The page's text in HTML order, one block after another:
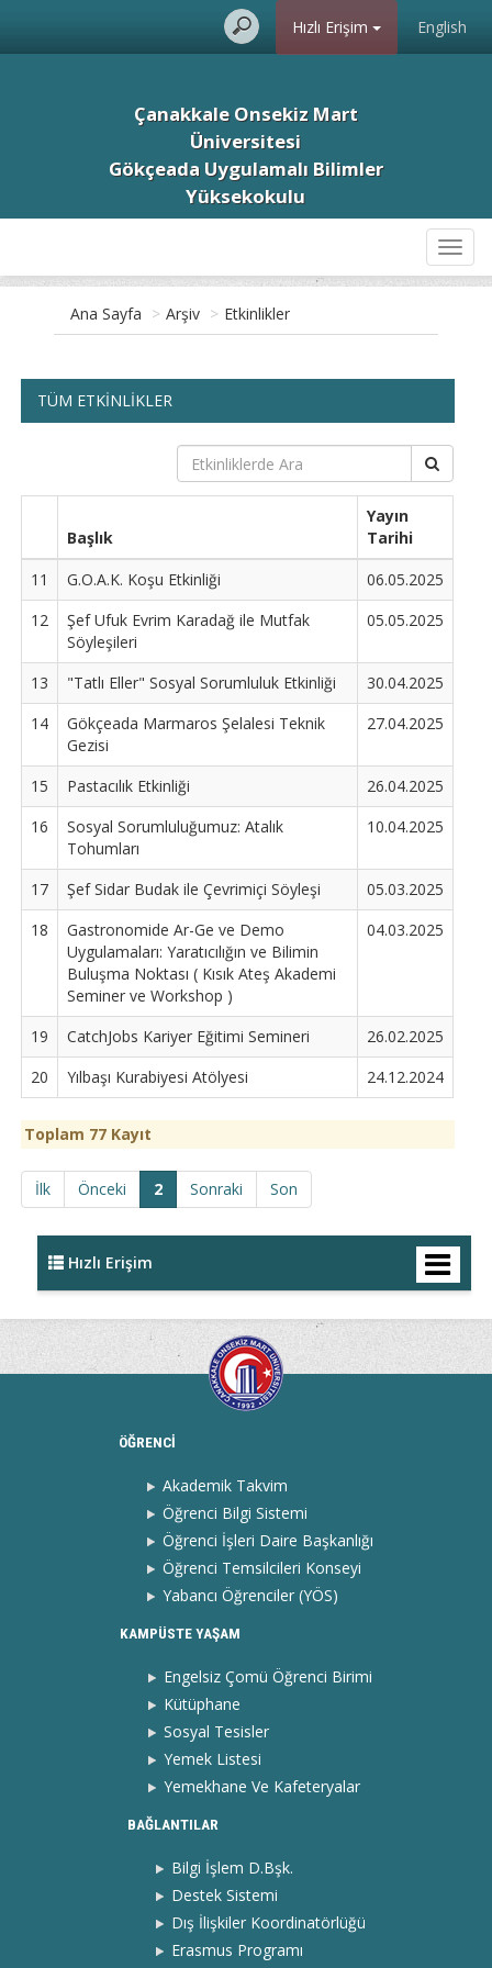
English
Hızlı Erişim
Çanakkale Onsekiz Mart
Üniversitesi
Gökçeada Uygulamalı Bilimler
Yüksekokulu
Ana Sayfa > Arşiv > Etkinlikler
TÜM ETKİNLİKLER
Başlık
Yayın
Tarihi
11
G.O.A.K. Koşu Etkinliği
06.05.2025
12
Şef Ufuk Evrim Karadağ ile Mutfak
Söyleşileri
05.05.2025
13 "Tatlı Eller" Sosyal Sorumluluk Etkinliği
30.04.2025
14
Gökçeada Marmaros Şelalesi Teknik
Gezisi
27.04.2025
15 Pastacılık Etkinliği
26.04.2025
16
Sosyal Sorumluluğumuz: Atalık
Tohumları
10.04.2025
17 Şef Sidar Budak ile Çevrimiçi Söyleşi
05.03.2025
18
Gastronomide Ar-Ge ve Demo
Uygulamaları: Yaratıcılığın ve Bilimin
Buluşma Noktası ( Kısık Ateş Akademi
Seminer ve Workshop )
04.03.2025
19 CatchJobs Kariyer Eğitimi Semineri
26.02.2025
20
Yılbaşı Kurabiyesi Atölyesi 24.12.2024
Toplam 77 Kayıt
İlk Önceki 2 Sonraki Son
Hızlı Erişim
ÖĞRENCİ
Akademik Takvim
Öğrenci Bilgi Sistemi
Öğrenci İşleri Daire Başkanlığı
Öğrenci Temsilcileri Konseyi
Yabancı Öğrenciler (YÖS)
KAMPÜSTE YAŞAM
Engelsiz Çomü Öğrenci Birimi
Kütüphane
Sosyal Tesisler
Yemek Listesi
Yemekhane Ve Kafeteryalar
BAĞLANTILAR
Bilgi İşlem D.Bşk.
Destek Sistemi
Dış İlişkiler Koordinatörlüğü
Erasmus Programı